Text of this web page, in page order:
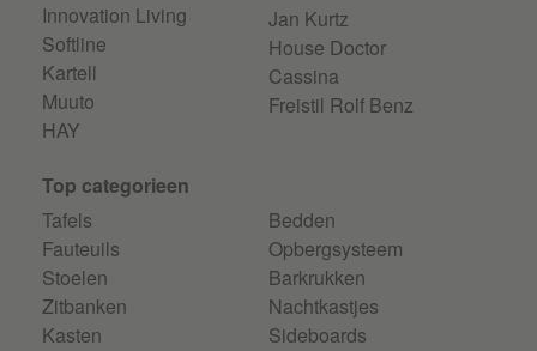
Innovation Living
Softline
Kartell
Muuto
HAY
Jan Kurtz
House Doctor
Cassina
Freistil Rolf Benz
Top categorieen
Tafels
Fauteuils
Stoelen
Zitbanken
Kasten
Bedden
Opbergsysteem
Barkrukken
Nachtkastjes
Sideboards